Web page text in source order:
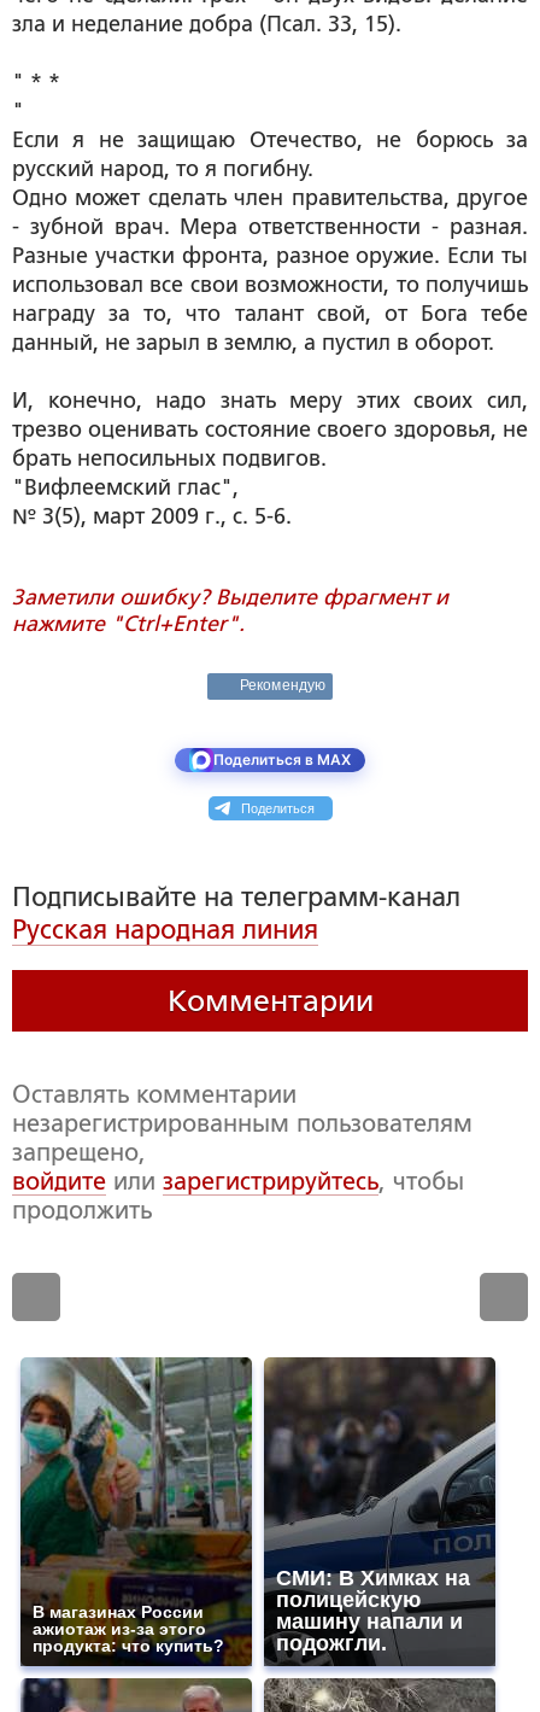
зла и неделание добра (Псал. 33, 15).
" * *
"
Если я не защищаю Отечество, не борюсь за
русский народ, то я погибну.
Одно может сделать член правительства, другое
- зубной врач. Мера ответственности - разная.
Разные участки фронта, разное оружие. Если ты
использовал все свои возможности, то получишь
награду за то, что талант свой, от Бога тебе
данный, не зарыл в землю, а пустил в оборот.
И, конечно, надо знать меру этих своих сил,
трезво оценивать состояние своего здоровья, не
брать непосильных подвигов.
" Вифлеемский глас",
№ 3(5), март 2009 г., с. 5-6.
Заметили ошибку? Выделите фрагмент и
нажмите "Ctrl+Enter".
Рекомендую
Поделиться в MAX
Поделиться
Подписывайте на телеграмм-канал
Русская народная линия
Комментарии
Оставлять комментарии
незарегистрированным пользователям
запрещено,
войдите или зарегистрируйтесь, чтобы
продолжить
В магазинах России
ажиотаж из-за этого
продукта: что купить?
СМИ: В Химках на
полицейскую
машину напали и
подожгли.